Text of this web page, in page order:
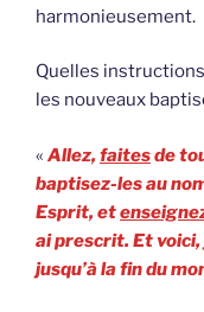
harmonieusement.
Quelles
les nouveaux
« Allez, faitesde
baptisez-les au
Esprit, et
ai prescrit. Et voici,
jusqu’à la fin du